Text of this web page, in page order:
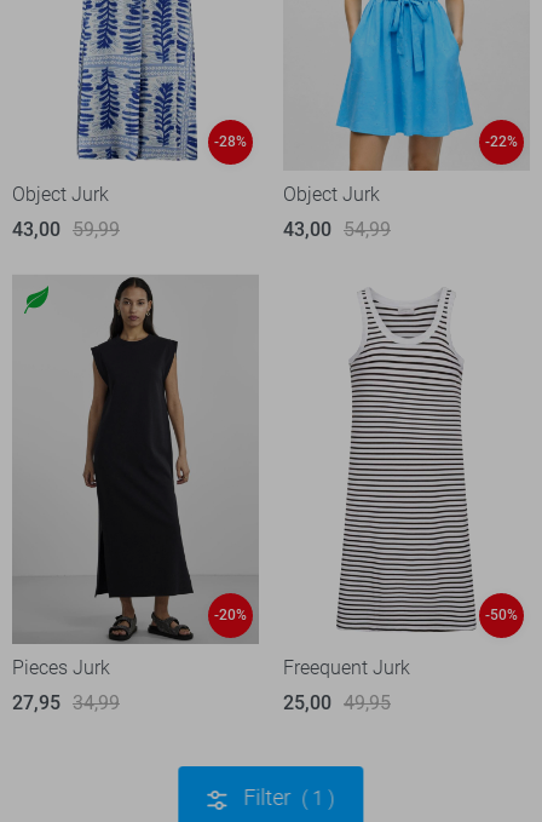
-28%
Object Jurk
43,00 59,99
-22%
Object Jurk
43,00 54,99
-20%
Pieces Jurk
27,95 34,99
-50%
Freequent Jurk
25,00 49,95
Filter 1